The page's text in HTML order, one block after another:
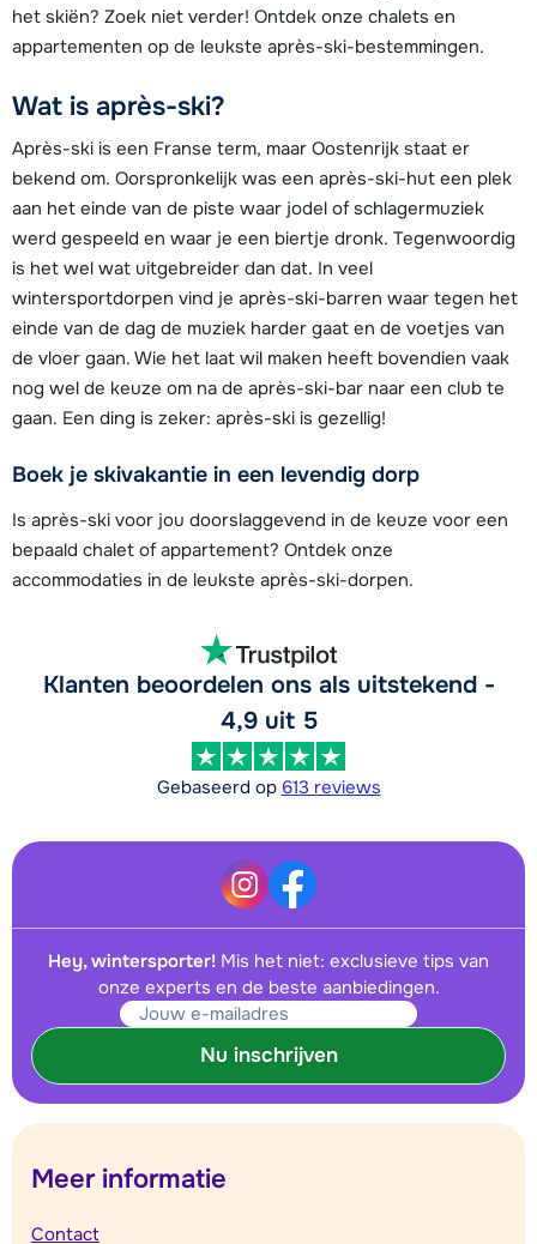
het skiën? Zoek niet verder! Ontdek onze chalets en
appartementen op de leukste après-ski-bestemmingen.
Wat is après-ski?
Après-ski is een Franse term, maar Oostenrijk staat er
bekend om. Oorspronkelijk was een après-ski-hut een plek
aan het einde van de piste waar jodel of schlagermuziek
werd gespeeld en waar je een biertje dronk. Tegenwoordig
is het wel wat uitgebreider dan dat. In veel
wintersportdorpen vind je après-ski-barren waar tegen het
einde van de dag de muziek harder gaat en de voetjes van
de vloer gaan. Wie het laat wil maken heeft bovendien vaak
nog wel de keuze om na de après-ski-bar naar een club te
gaan. Een ding is zeker: après-ski is gezellig!
Boek je skivakantie in een levendig dorp
Is après-ski voor jou doorslaggevend in de keuze voor een
bepaald chalet of appartement? Ontdek onze
accommodaties in de leukste après-ski-dorpen.
Klanten beoordelen ons als uitstekend -
4,9 uit 5
Gebaseerd op 613 reviews
Hey, wintersporter! Mis het niet: exclusieve tips van
onze experts en de beste aanbiedingen.
Nu inschrijven
Meer informatie
Contact